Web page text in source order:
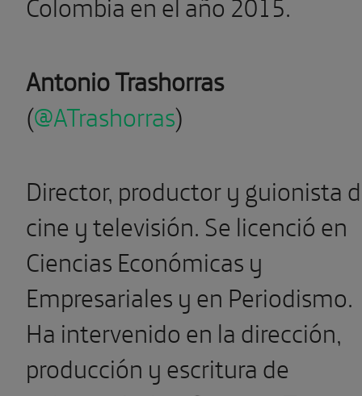
Antonio Trashorras
(@ATrashorras)
Director, productor y guionista
cine y televisión. Se licenció en
Ciencias Económicas y
Empresariales y en Periodismo.
Ha intervenido en la dirección,
producción y escritura de